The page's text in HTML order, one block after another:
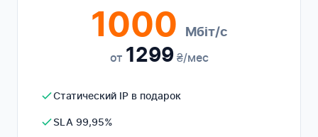
1000 Мбіт/с
от 1299₴/мес
Статический IP в подарок
SLA 99,95%